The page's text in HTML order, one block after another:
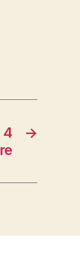
→
4